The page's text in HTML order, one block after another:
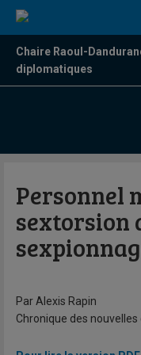
Chaire Raoul-
diplomatiques
Personnel
sextorsion
Par Alexis Rapin
Chronique des